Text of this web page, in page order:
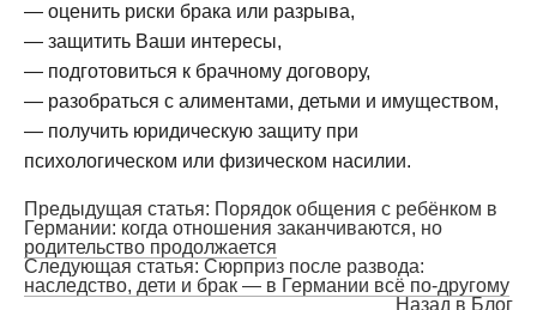
— оценить риски брака или разрыва,
— защитить Ваши интересы,
— подготовиться к брачному договору,
— разобраться с алиментами, детьми и имуществом,
— получить юридическую защиту при
психологическом или физическом насилии.
Предыдущая статья: Порядок общения с ребёнком в
Германии: когда отношения заканчиваются, но
родительство продолжается
Следующая статья: Сюрприз после развода:
наследство, дети и брак — в Германии всё по-другому
Назад в Блог